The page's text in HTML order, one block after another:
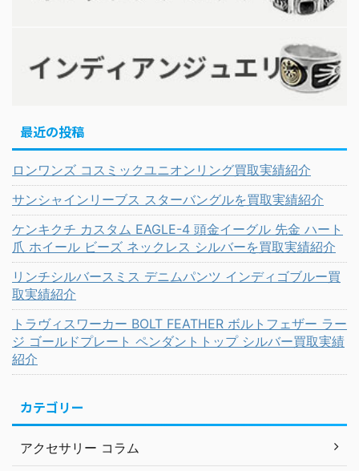
最近の投稿
ロンワンズ コスミックユニオンリング買取実績紹介
サンシャインリーブス スターバングルを買取実績紹介
ケンキクチ カスタム EAGLE-4 頭金イーグル 先金 ハート
爪 ホイール ビーズ ネックレス シルバーを買取実績紹介
リンチシルバースミス デニムパンツ インディゴブルー買
取実績紹介
トラヴィスワーカー BOLT FEATHER ボルトフェザー ラー
ジ ゴールドプレート ペンダントトップ シルバー買取実績
紹介
カテゴリー
アクセサリー コラム